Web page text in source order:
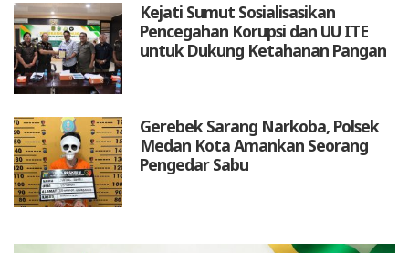
Kejati Sumut Sosialisasikan
Pencegahan Korupsi dan UU ITE
untuk Dukung Ketahanan Pangan
Gerebek Sarang Narkoba, Polsek
Medan Kota Amankan Seorang
Pengedar Sabu